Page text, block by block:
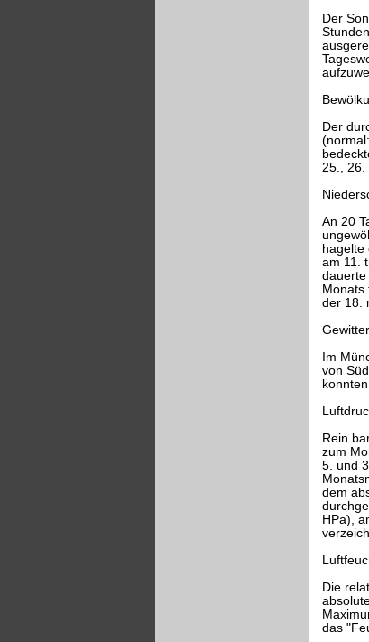
Der
Der
25., 26.
An 20
hagelte
am 11.
dauerte
Monats
der 18.
Im
von
Rein
zum
5. und
dem
HPa),
Die
das